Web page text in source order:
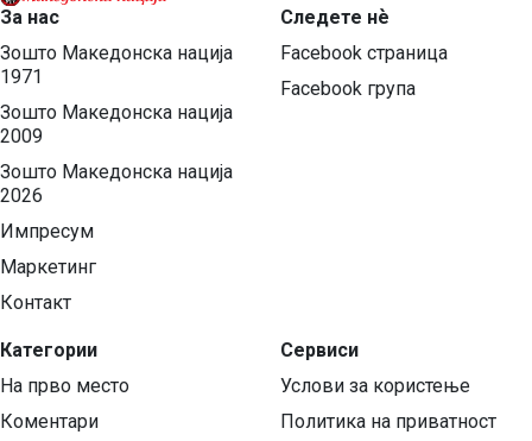
За нас
Зошто Македонска нација
1971
Зошто Македонска нација
2009
Зошто Македонска нација
2026
Импресум
Маркетинг
Контакт
Категории
На прво место
Коментари
Следете нѐ
Facebook страница
Facebook група
Сервиси
Услови за користење
Политика на приватност